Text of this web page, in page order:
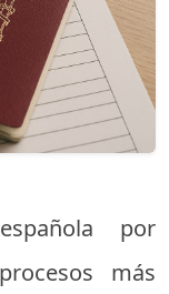
por
más